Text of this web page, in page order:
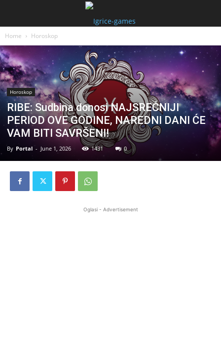
Home Horoskop
Horoskop
RIBE: Sudbina donosi NAJSREĆNIJI
PERIOD OVE GODINE, NAREDNI DANI ĆE
VAM BITI SAVRŠENI!
By Portal - June 1, 2026 1431 0
Oglasi - Advertisement